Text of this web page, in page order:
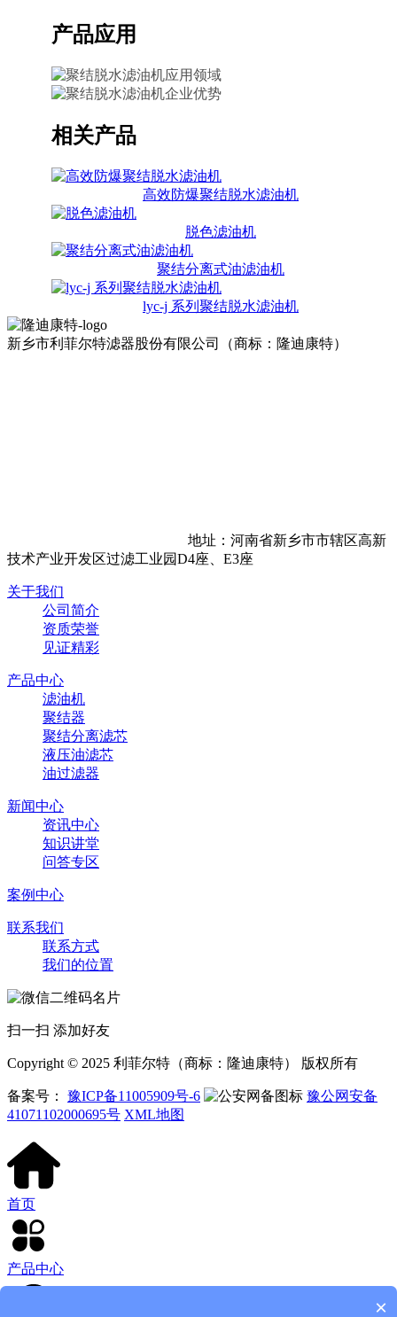
产品应用
相关产品
高效防爆聚结脱水滤油机
脱色滤油机
聚结分离式油滤油机
lyc-j 系列聚结脱水滤油机
新乡市利菲尔特滤器股份有限公司（商标：隆迪康特）
地址：河南省新乡市市辖区高新
技术产业开发区过滤工业园D4座、E3座
关于我们
公司简介
资质荣誉
见证精彩
产品中心
滤油机
聚结器
聚结分离滤芯
液压油滤芯
油过滤器
新闻中心
资讯中心
知识讲堂
问答专区
案例中心
联系我们
联系方式
我们的位置
扫一扫 添加好友
Copyright © 2025 利菲尔特（商标：隆迪康特） 版权所有
备案号： 豫ICP备11005909号-6
豫公网安备
41071102000695号 XML地图
首页
产品中心
×